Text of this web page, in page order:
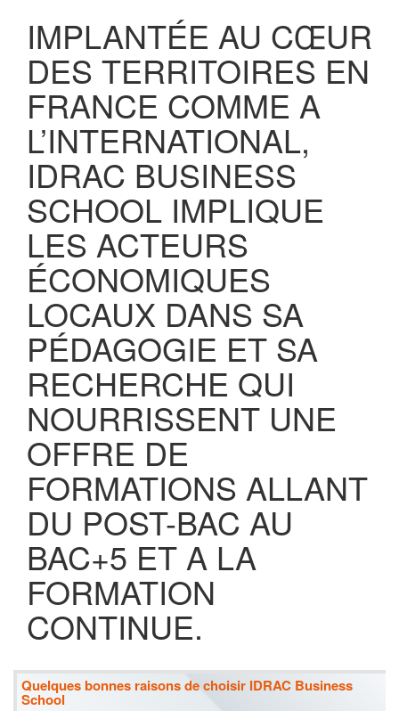
IMPLANTÉE AU CŒUR
DES TERRITOIRES EN
FRANCE COMME A
L’INTERNATIONAL,
IDRAC BUSINESS
SCHOOL IMPLIQUE
LES ACTEURS
ÉCONOMIQUES
LOCAUX DANS SA
PÉDAGOGIE ET SA
RECHERCHE QUI
NOURRISSENT UNE
OFFRE DE
FORMATIONS ALLANT
DU POST-BAC AU
BAC+5 ET A LA
FORMATION
CONTINUE.
Quelques bonnes raisons de choisir IDRAC Business
School